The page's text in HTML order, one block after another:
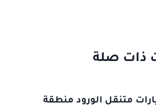
ذات صلة
متنقل الورود منطقة